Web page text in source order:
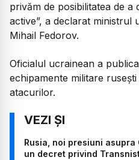
privăm de posibilitatea de a
active”, a declarat ministrul
Mihail Fedorov.
Oficialul ucrainean a
echipamente militare
atacurilor.
Rusia, noi presiuni asupra
un decret privind